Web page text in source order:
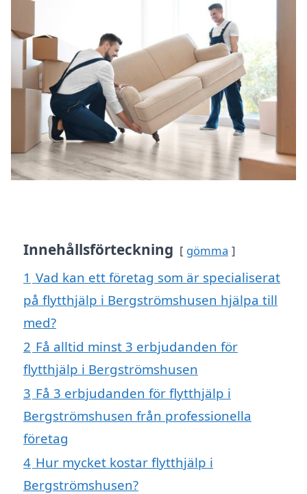
Innehållsförteckning gömma
1 Vad kan ett företag som är specialiserat
på flytthjälp i Bergströmshusen hjälpa till
med?
2 Få alltid minst 3 erbjudanden för
flytthjälp i Bergströmshusen
3 Få 3 erbjudanden för flytthjälp i
Bergströmshusen från professionella
företag
4 Hur mycket kostar flytthjälp i
Bergströmshusen?